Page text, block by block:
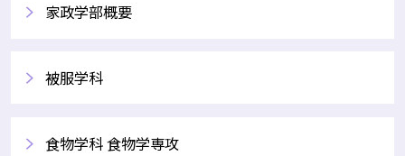
家政学部概要
被服学科
食物学科 食物学専攻